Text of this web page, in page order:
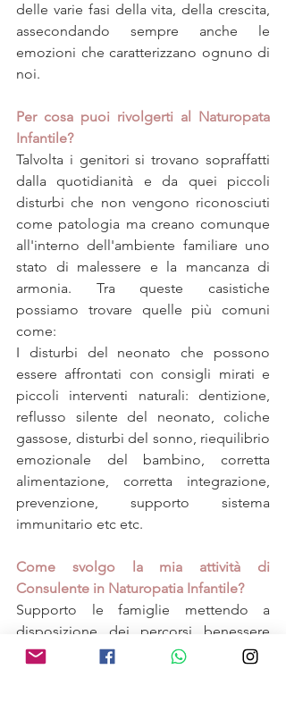
delle varie fasi della vita, della crescita,
assecondando sempre anche le
emozioni che caratterizzano ognuno di
noi.
Per cosa puoi rivolgerti al Naturopata
Infantile?
Talvolta i genitori si trovano sopraffatti
dalla quotidianità e da quei piccoli
disturbi che non vengono riconosciuti
come patologia ma creano comunque
all'interno dell'ambiente familiare uno
stato di malessere e la mancanza di
armonia. Tra queste casistiche
possiamo trovare quelle più comuni
come:
I disturbi del neonato che possono
essere affrontati con consigli mirati e
piccoli interventi naturali: dentizione,
reflusso silente del neonato, coliche
gassose, disturbi del sonno, riequilibrio
emozionale del bambino, corretta
alimentazione, corretta integrazione,
prevenzione, supporto sistema
immunitario etc etc.
Come svolgo la mia attività di
Consulente in Naturopatia Infantile?
Supporto le famiglie mettendo a
disposizione dei percorsi benessere
strutturati in maniera tale che possa